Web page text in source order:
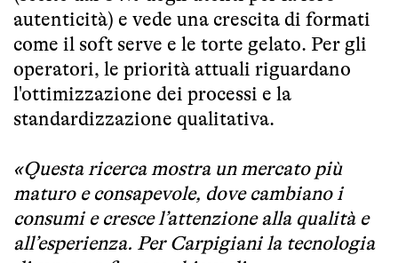
autenticità) e vede una crescita di formati
come il soft serve e le torte gelato. Per gli
operatori, le priorità attuali riguardano
l'ottimizzazione dei processi e la
standardizzazione qualitativa.
«Questa ricerca mostra un mercato più
maturo e consapevole, dove cambiano i
consumi e cresce l’attenzione alla qualità e
all’esperienza. Per Carpigiani la tecnologia